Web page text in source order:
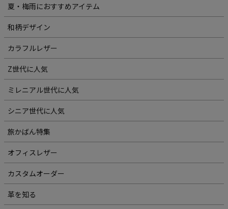
夏・梅雨におすすめアイテム
和柄デザイン
カラフルレザー
Z世代に人気
ミレニアル世代に人気
シニア世代に人気
旅かばん特集
オフィスレザー
カスタムオーダー
革を知る